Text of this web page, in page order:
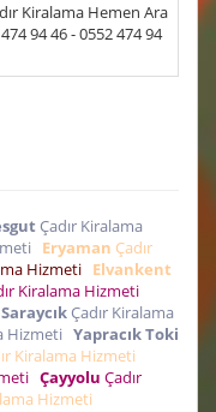
Kiralama Hemen Ara
94 46 - 0552 474 94
Çadır Kiralama
Eryaman Çadır
Hizmeti Elvankent
Kiralama Hizmeti
SaraycıkÇadır Kiralama
Hizmeti Yapracık Toki
Kiralama Hizmeti
Çayyolu Çadır
Hizmeti